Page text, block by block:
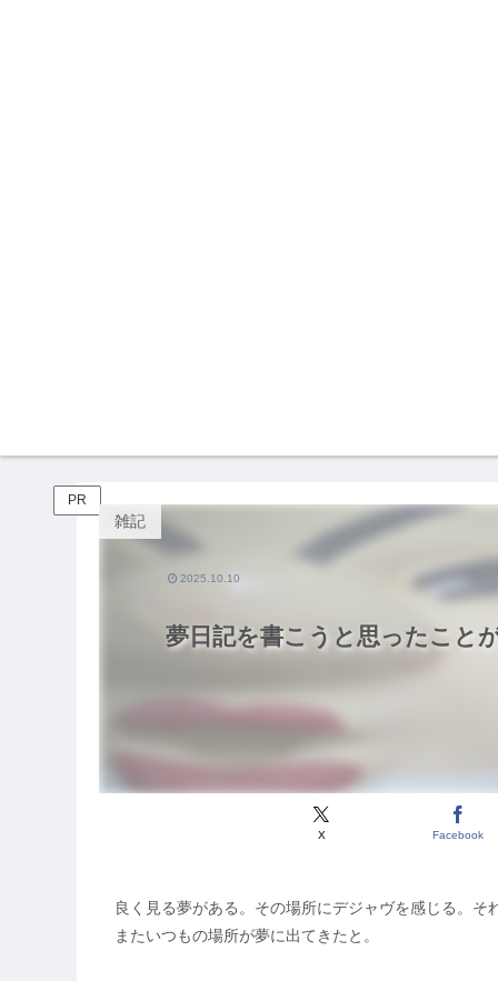
PR
夢日記を書こうと思ったこと
雑記
X Facebook
2025.10.10
良く見る夢がある。その場所にデジャヴを感じる。
またいつもの場所が夢に出てきたと。